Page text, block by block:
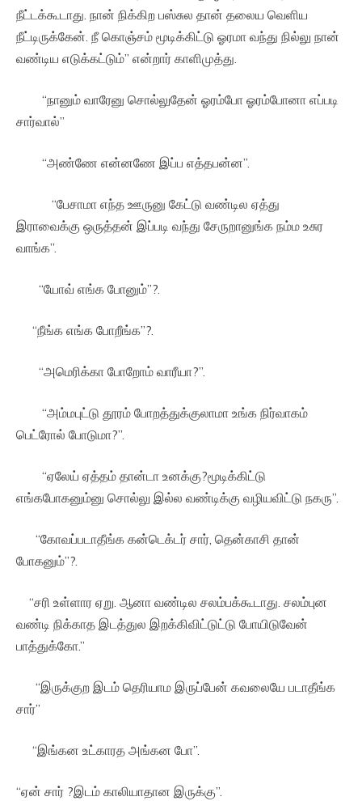
நீட்டக்கூடாது. நான் நிக்கிற பஸ்சுல தான் தலைய வெளிய
நீட்டிருக்கேன். நீ கொஞ்சம் மூடிக்கிட்டு ஓரமா வந்து நில்லு நான்
வண்டிய எடுக்கட்டும்” என்றார் காளிமுத்து.
“நானும் வாரேனு சொல்லுதேன் ஓரம்போ ஓரம்போனா எப்படி
சார்வால்”
“அண்ணே என்னணே இப்ப எத்தபன்ன”.
“பேசாமா எந்த ஊருனு கேட்டு வண்டில ஏத்து
இராவைக்கு ஒருத்தன் இப்படி வந்து சேருறானுங்க நம்ம உசுர
வாங்க”.
“யோவ் எங்க போனும்”?.
“நீங்க எங்க போறீங்க”?.
“அமெரிக்கா போறோம் வாரீயா?”.
“அம்மபுட்டு தூரம் போறத்துக்குலாமா உங்க நிர்வாகம்
பெட்ரோல் போடுமா?”.
“ஏலேய் ஏத்தம் தான்டா உனக்கு?மூடிக்கிட்டு
எங்கபோகனும்னு சொல்லு இல்ல வண்டிக்கு வழியவிட்டு நகரு”.
“கோவப்படாதீங்க கன்டெக்டர் சார், தென்காசி தான்
போகனும்”?.
“சரி உள்ளார ஏறு. ஆனா வண்டில சலம்பக்கூடாது. சலம்புன
வண்டி நிக்காத இடத்துல இறக்கிவிட்டுட்டு போயிடுவேன்
பாத்துக்கோ.”
“இருக்குற இடம் தெரியாம இருப்பேன் கவலையே படாதீங்க
சார்”
“இங்கன உட்காரத அங்கன போ”.
“ஏன் சார் ?இடம் காலியாதான இருக்கு”.